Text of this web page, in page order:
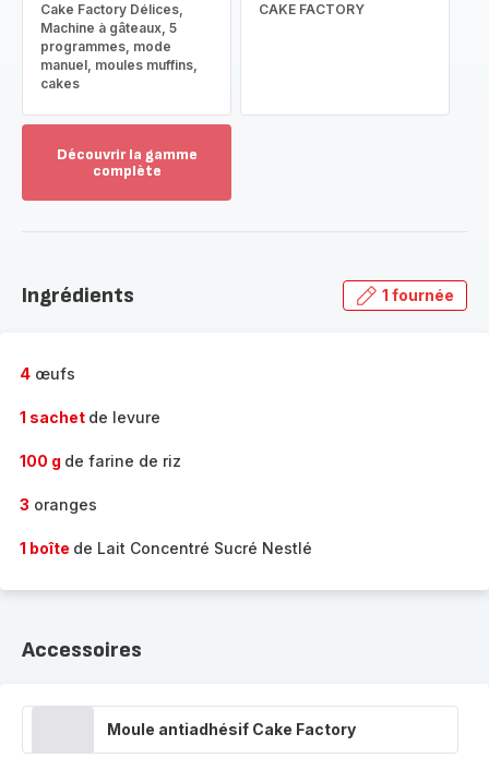
Cake Factory Délices,
Machine à gâteaux, 5
programmes, mode
manuel, moules muffins,
cakes
CAKE FACTORY
Découvrir la gamme
complète
gamme
Ingrédients 1 fournée
4 œufs
1 sachet de levure
100 g de farine de riz
3 oranges
1 boîte de Lait Concentré Sucré Nestlé
Accessoires
Moule antiadhésif Cake Factory